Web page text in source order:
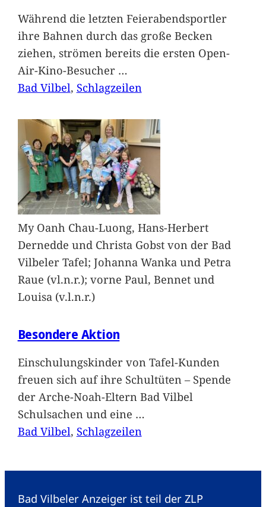
Während die letzten Feierabendsportler
ihre Bahnen durch das große Becken
ziehen, strömen bereits die ersten Open-
Air-Kino-Besucher …
Bad Vilbel, Schlagzeilen
My Oanh Chau-Luong, Hans-Herbert
Dernedde und Christa Gobst von der Bad
Vilbeler Tafel; Johanna Wanka und Petra
Raue (vl.n.r.); vorne Paul, Bennet und
Louisa (v.l.n.r.)
Besondere Aktion
Einschulungskinder von Tafel-Kunden
freuen sich auf ihre Schultüten – Spende
der Arche-Noah-Eltern Bad Vilbel
Schulsachen und eine …
Bad Vilbel, Schlagzeilen
Bad Vilbeler Anzeiger ist teil der ZLP